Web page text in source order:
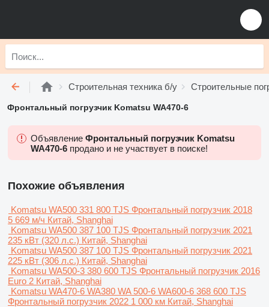
Строительная техника б/у Строительные
Фронтальный погрузчик Komatsu WA470-6
Объявление Фронтальный погрузчик Komatsu
WA470-6 продано и не участвует в поиске!
Похожие объявления
Komatsu WA500 331 800 TJS Фронтальный погрузчик 2018
5 669 м/ч Китай, Shanghai
Komatsu WA500 387 100 TJS Фронтальный погрузчик 2021
235 кВт (320 л.с.) Китай, Shanghai
Komatsu WA500 387 100 TJS Фронтальный погрузчик 2021
225 кВт (306 л.с.) Китай, Shanghai
Komatsu WA500-3 380 600 TJS Фронтальный погрузчик 2016
Euro 2 Китай, Shanghai
Komatsu WA470-6 WA380 WA 500-6 WA600-6 368 600 TJS
Фронтальный погрузчик 2022 1 000 км Китай, Shanghai